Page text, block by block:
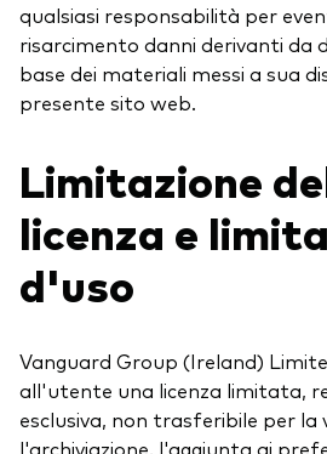
qualsiasi responsabilità per
risarcimento danni derivanti da
base dei materiali messi a sua
presente sito web.
Limitazione
licenza e
d'uso
Vanguard Group (Ireland)
all'utente una licenza limitata,
esclusiva, non trasferibile per la
l'archiviazione, l'aggiunta ai